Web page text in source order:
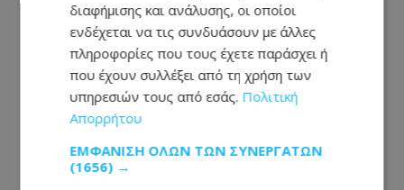
«Δεν μπορούσες να με σκουντήξεις;»:
Η παρουσιάστρια που αποκοιμήθηκε
στον αέρα και έγινε viral
διαφήμισης και ανάλυσης, οι οποίοι
ενδέχεται να τις συνδυάσουν με άλλες
πληροφορίες που τους έχετε παράσχει ή
που έχουν συλλέξει από τη χρήση των
υπηρεσιών τους από εσάς. Πολιτική
Απορρήτου
ΕΜΦΆΝΙΣΗ ΌΛΩΝ ΤΩΝ ΣΥΝΕΡΓΑΤΏΝ
(1656) →